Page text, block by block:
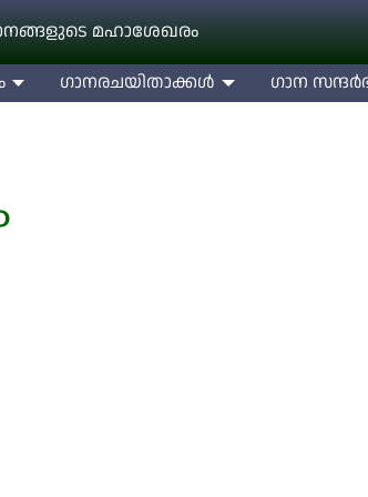
മഹാശേഖരം
ഗാനരചയിതാക്കള്‍ ഗാന